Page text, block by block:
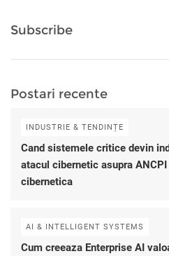
Subscribe
Postari recente
INDUSTRIE & TENDINȚE
Cand sistemele critice devin
atacul cibernetic asupra
cibernetica
AI & INTELLIGENT SYSTEMS
Cum creeaza Enterprise AI